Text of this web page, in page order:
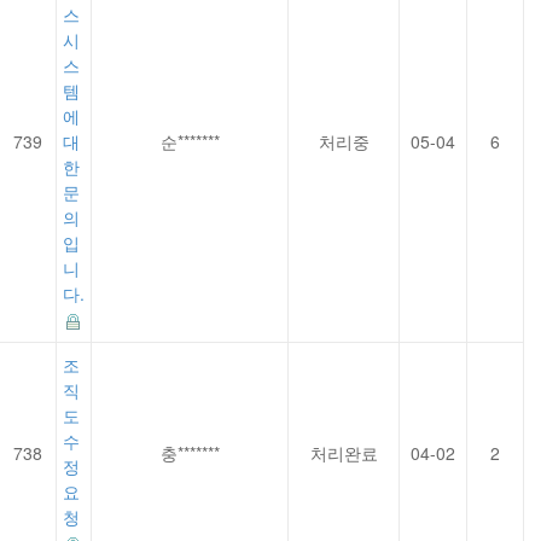
739
스
시
스
템
에
대
한
문
의
입
니
다.
순******* 처리중 05-04 6
738
조
직
도
수
정
요
청
충******* 처리완료 04-02 2